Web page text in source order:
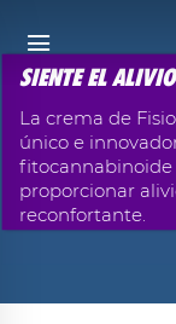
SIENTE EL ALIVIO
La crema de
único e
fitocannabinoide
proporcionar
reconfortante.